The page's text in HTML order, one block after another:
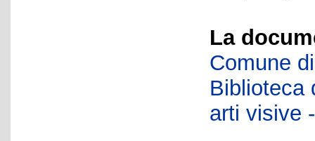
La
Comune
Biblioteca
arti visive